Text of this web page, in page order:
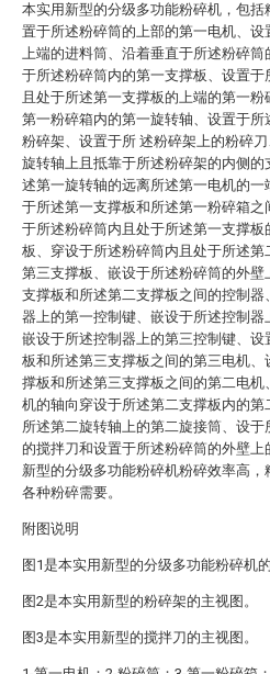
本实用新型的分级多功能粉碎机，包括
置于所述粉碎筒的上部的第一电机、设
上端的进料筒、沿着垂直于所述粉碎筒
于所述粉碎筒内的第一支撑板、设置于
且处于所述第一支撑板的上端的第一粉
第一粉碎箱内的第一旋转轴、设置于所
粉碎架、设置于所 述粉碎架上的粉碎
旋转轴上且抵靠于所述粉碎架的内侧的
述第一旋转轴的远离所述第一电机的一
于所述第一支撑板和所述第一粉碎箱之
于所述粉碎筒内且处于所述第一支撑板
板、穿设于所述粉碎筒内且处于所述第
第三支撑板、嵌设于所述粉碎筒的外壁
支撑板和所述第二支撑板之间的控制器
器上的第一控制键、嵌设于所述控制器
嵌设于所述控制器上的第三控制键、设
板和所述第三支撑板之间的第三电机、
撑板和所述第三支撑板之间的第二电机
机的轴向穿设于所述第二支撑板内的第
所述第二旋转轴上的第二旋接筒、设于
的搅拌刀和设置于所述粉碎筒的外壁上
新型的分级多功能粉碎机粉碎效率高，
各种粉碎需要。
附图说明
图1是本实用新型的分级多功能粉碎机的
图2是本实用新型的粉碎架的主视图。
图3是本实用新型的搅拌刀的主视图。